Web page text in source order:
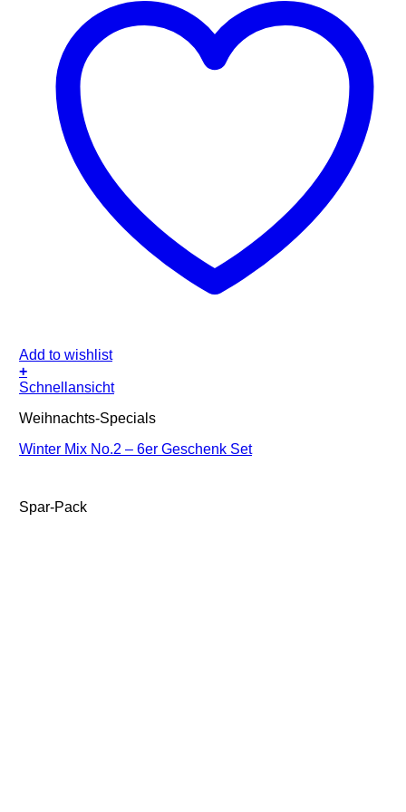
Add to wishlist
+
Schnellansicht
Weihnachts-Specials
Winter Mix No.2 – 6er Geschenk Set
Spar-Pack